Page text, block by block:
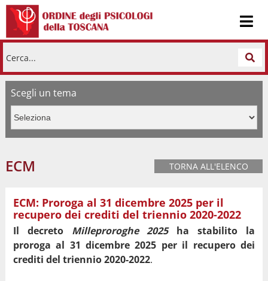
Cerca...
Scegli un tema
ECM TORNA ALL'ELENCO
ECM: Proroga al 31 dicembre 2025 per il
recupero dei crediti del triennio 2020-2022
Il decreto Milleproroghe 2025ha stabilito la
proroga al 31 dicembre 2025 per il recupero dei
crediti del triennio 2020-2022.